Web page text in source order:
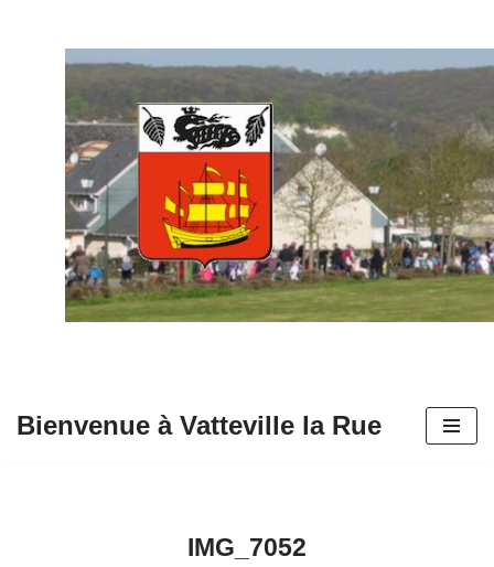
contenu
Bienvenue à Vatteville la Rue
IMG_7052